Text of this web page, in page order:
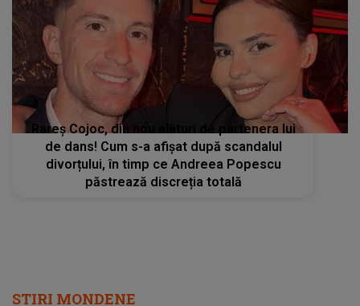
Rareș Cojoc, din nou alături de partenera lui
de dans! Cum s-a afișat după scandalul
divorțului, în timp ce Andreea Popescu
păstrează discreția totală
STIRI MONDENE